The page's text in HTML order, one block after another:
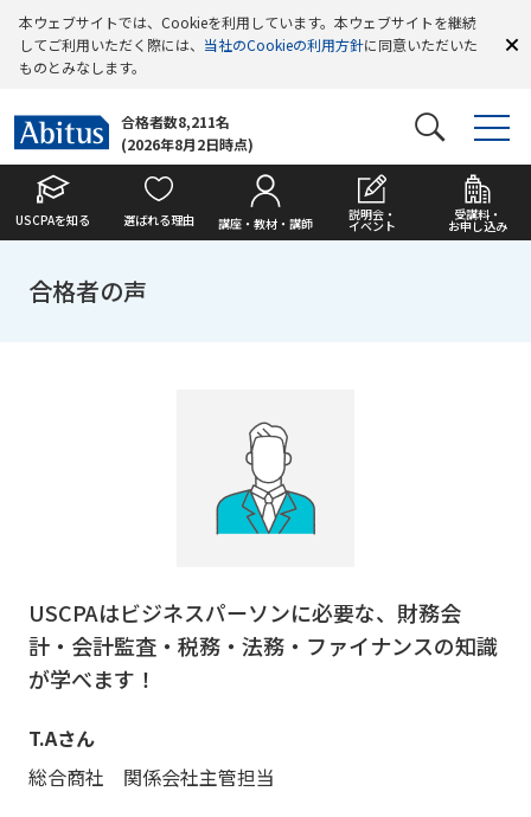
本ウェブサイトでは、Cookieを利用しています。本ウェブサイトを継続
してご利用いただく際には、 当社のCookieの利用方針に同意いただいた
ものとみなします。
合格者数8,211名
(2026年8月2日時点)
USCPAを知る 選ばれる理由 講座・教材・講師
説明会・
イベント
受講料・
お申し込み
合格者の声
USCPAはビジネスパーソンに必要な、財務会
計・会計監査・税務・法務・ファイナンスの知識
が学べます！
T.Aさん
総合商社 関係会社主管担当